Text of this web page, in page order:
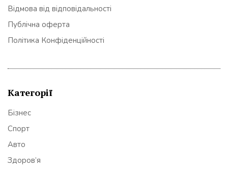
Відмова від відповідальності
Публічна оферта
Політика Конфіденційності
Категорії
Бізнес
Спорт
Авто
Здоров’я